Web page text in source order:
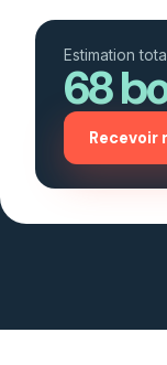
Estimation
68
Recevoir